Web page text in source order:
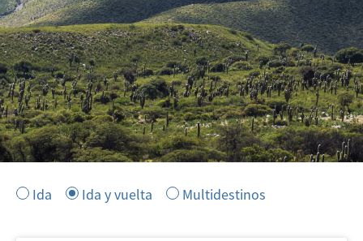
Ida Ida y vuelta Multidestinos